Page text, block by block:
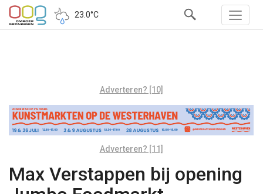
23.0°C
Adverteren? [10]
Adverteren? [11]
Max Verstappen bij opening